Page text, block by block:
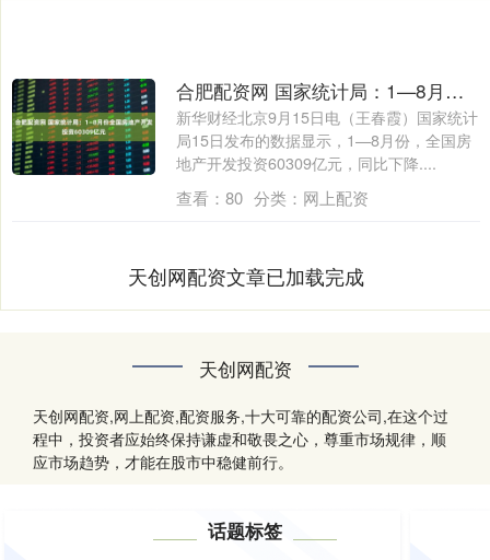
合肥配资网 国家统计局：1—8月份全国房地产开发投资60309亿元
新华财经北京9月15日电（王春霞）国家统计
局15日发布的数据显示，1—8月份，全国房
地产开发投资60309亿元，同比下降....
查看： 80 分类： 网上配资
天创网配资文章已加载完成
天创网配资
天创网配资,网上配资,配资服务,十大可靠的配资公司,在这个过
程中，投资者应始终保持谦虚和敬畏之心，尊重市场规律，顺
应市场趋势，才能在股市中稳健前行。
话题标签